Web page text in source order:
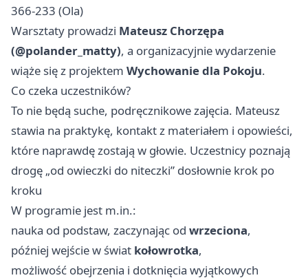
366-233 (Ola)
Warsztaty prowadzi Mateusz Chorzępa
(@polander_matty), a organizacyjnie wydarzenie
wiąże się z projektem Wychowanie dla Pokoju.
Co czeka uczestników?
To nie będą suche, podręcznikowe zajęcia. Mateusz
stawia na praktykę, kontakt z materiałem i opowieści,
które naprawdę zostają w głowie. Uczestnicy poznają
drogę „od owieczki do niteczki” dosłownie krok po
kroku
W programie jest m.in.:
nauka od podstaw, zaczynając od wrzeciona,
później wejście w świat kołowrotka,
możliwość obejrzenia i dotknięcia wyjątkowych